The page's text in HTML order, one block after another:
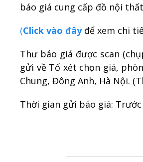
báo giá cung cấp đồ nội
(Click vào đây để xem chi
Thư báo giá được scan
gửi về Tổ xét chọn giá,
Chung, Đông Anh, Hà Nội.
Thời gian gửi báo giá: